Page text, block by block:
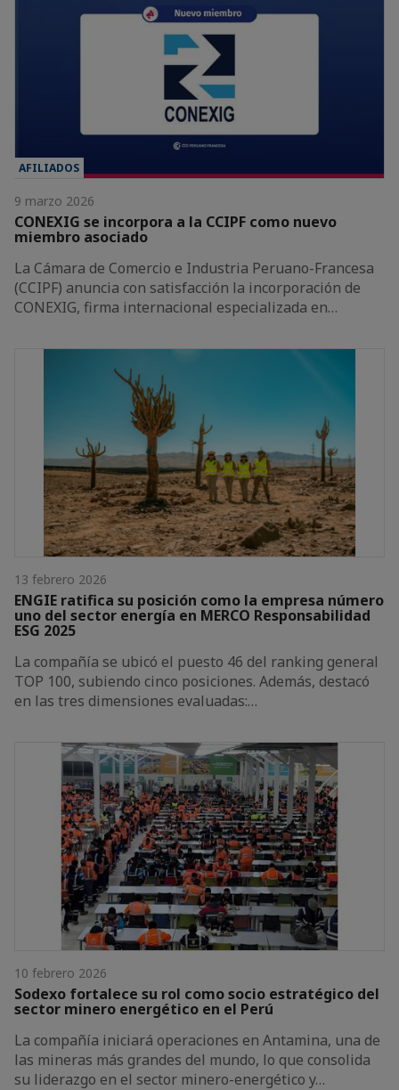
AFILIADOS
9 marzo 2026
CONEXIG se incorpora a la CCIPF como nuevo
miembro asociado
La Cámara de Comercio e Industria Peruano-Francesa
(CCIPF) anuncia con satisfacción la incorporación de
CONEXIG, firma internacional especializada en…
13 febrero 2026
ENGIE ratifica su posición como la empresa número
uno del sector energía en MERCO Responsabilidad
ESG 2025
La compañía se ubicó el puesto 46 del ranking general
TOP 100, subiendo cinco posiciones. Además, destacó
en las tres dimensiones evaluadas:…
10 febrero 2026
Sodexo fortalece su rol como socio estratégico del
sector minero energético en el Perú
La compañía iniciará operaciones en Antamina, una de
las mineras más grandes del mundo, lo que consolida
su liderazgo en el sector minero-energético y…